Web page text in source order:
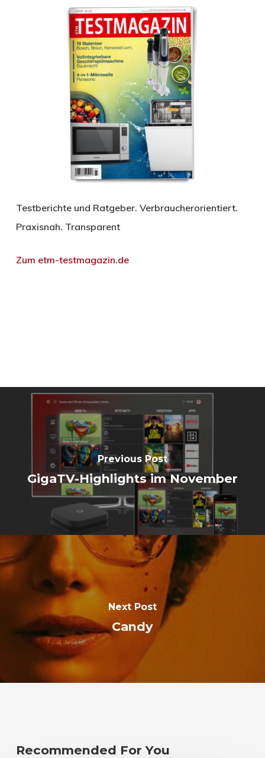
Testberichte und Ratgeber. Verbraucherorientiert.
Praxisnah. Transparent
Zum etm-testmagazin.de
Previous Post
GigaTV-Highlights im November
Next Post
Candy
Recommended For You